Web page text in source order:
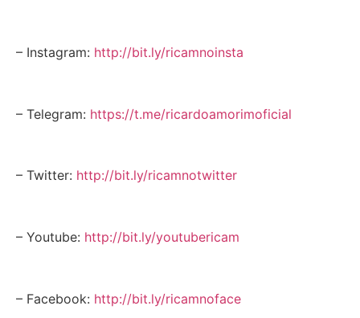
– Instagram: http://bit.ly/ricamnoinsta
– Telegram: https://t.me/ricardoamorimoficial
– Twitter: http://bit.ly/ricamnotwitter
– Youtube: http://bit.ly/youtubericam
– Facebook: http://bit.ly/ricamnoface